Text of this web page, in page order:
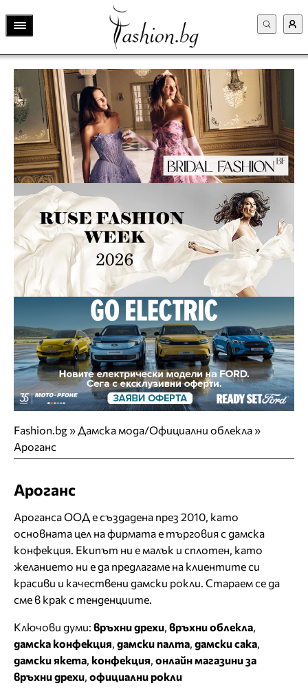
Fashion.bg»Дамска мода/Официални облекла»
Ароганс
Ароганс
Ароганса ООД е създадена през 2010, като
основната цел на фирмата е търговия с дамска
конфекция. Екипът ни е малък и сплотен, като
желанието ни е да предлагаме на клиентите си
красиви и качествени дамски рокли. Стараем се да
сме в крак с тенденциите.
Ключови думи: връхни дрехи връхни облекла
дамска конфекция дамски палта дамски сака
дамски якета конфекция онлайн магазини за
връхни дрехи официални рокли